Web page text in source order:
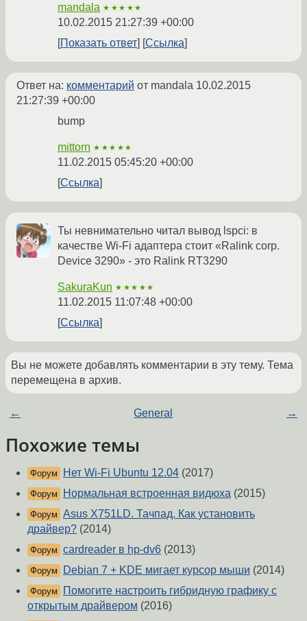
mandala ★★★★★
10.02.2015 21:27:39 +00:00
Показать ответ
Ссылка
Ответ на: комментарий от mandala 10.02.2015
21:27:39 +00:00
bump
mittorn ★★★★★
11.02.2015 05:45:20 +00:00
Ссылка
Ты невнимательно читал вывод lspci: в
качестве Wi-Fi адаптера стоит «Ralink corp.
Device 3290» - это Ralink RT3290
SakuraKun ★★★★★
11.02.2015 11:07:48 +00:00
Ссылка
Вы не можете добавлять комментарии в эту тему. Тема
перемещена в архив.
← General →
Похожие темы
Форум Нет Wi-Fi Ubuntu 12.04 (2017)
Форум Нормальная встроенная видюха (2015)
Форум Asus X751LD. Тачпад. Как установить
драйвер? (2014)
Форум cardreader в hp-dv6 (2013)
Форум Debian 7 + KDE мигает курсор мыши (2014)
Форум
Помогите настроить гибридную графику с
открытым драйвером (2016)